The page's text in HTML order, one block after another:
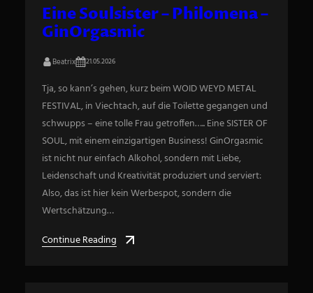
Eine Soulsister – Philomena –
GinOrgasmic
Beatrix 21.05.2026
Tja, so kann’s gehen, kurz beim WOID WEYD METAL
FESTIVAL, in Viechtach, auf die Toilette gegangen und
schwupps – eine tolle Frau getroffen….. Eine SISTER OF
SOUL, mit einem einzigartigen Business! GinOrgasmic
ist nicht nur einfach Alkohol, sondern mit Liebe,
Leidenschaft und Kreativität produziert und serviert:
Also, das ist hier kein Werbespot, sondern die
Wertschätzung…
Continue Reading